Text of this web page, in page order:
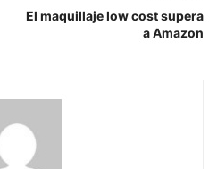
El maquillaje low cost supera
a Amazon